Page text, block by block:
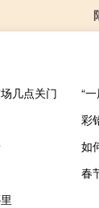
几点关门
“
彩
如
春